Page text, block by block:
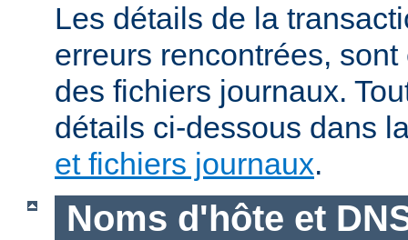
Les détails de la
erreurs rencontrées,
des fichiers journaux.
détails ci-dessous dans
et fichiers journaux.
Noms d'hôte et